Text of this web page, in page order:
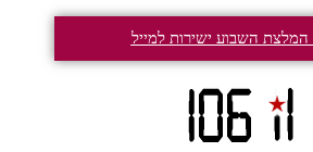
המלצת השבוע ישירות למייל